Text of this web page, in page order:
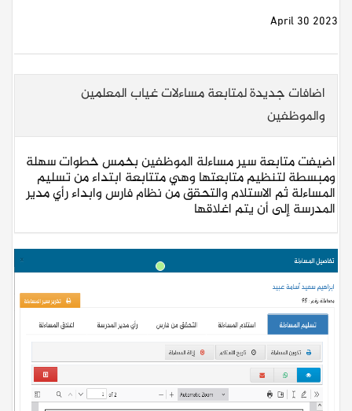
2023 April 30
اضافات جديدة لمتابعة مساءلات غياب المعلمين
والموظفين
اضيفت متابعة سير مساءلة الموظفين بخمس خطوات سهلة
ومبسطة لتنظيم متابعتها وهي متتابعة ابتداء من تسليم
المساءلة ثم الاستلام والتحقق من نظام فارس وابداء رأي مدير
المدرسة إلى أن يتم اغلاقها